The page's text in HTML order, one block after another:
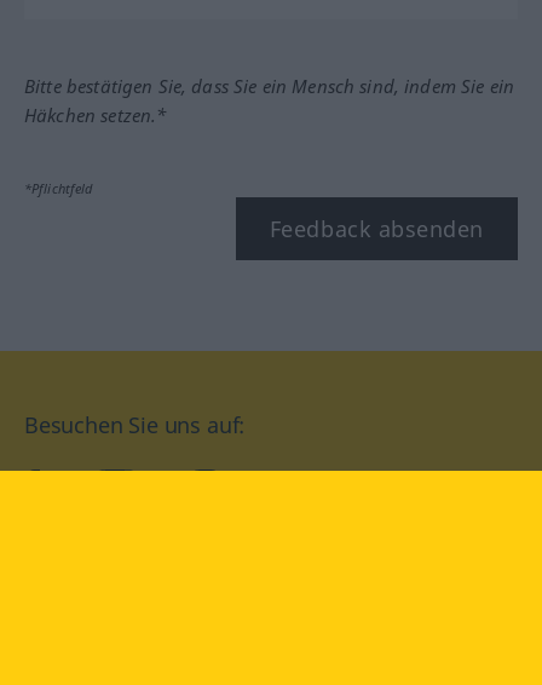
Bitte bestätigen Sie, dass Sie ein Mensch sind, indem Sie ein
Häkchen setzen.*
*Pflichtfeld
Feedback absenden
Besuchen Sie uns auf: